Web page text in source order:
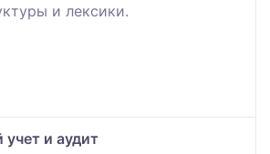
и лексики.
учет и аудит